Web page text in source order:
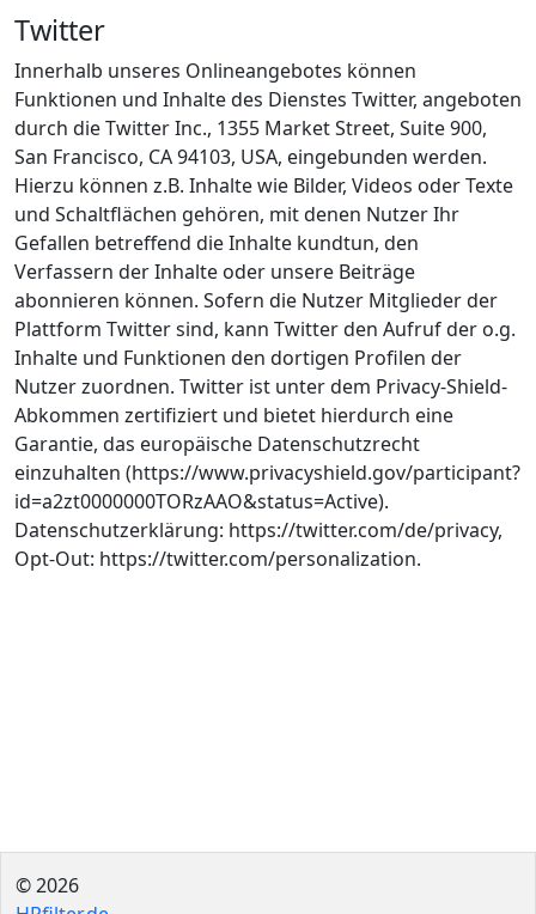
Twitter
Innerhalb unseres Onlineangebotes können
Funktionen und Inhalte des Dienstes Twitter, angeboten
durch die Twitter Inc., 1355 Market Street, Suite 900,
San Francisco, CA 94103, USA, eingebunden werden.
Hierzu können z.B. Inhalte wie Bilder, Videos oder Texte
und Schaltflächen gehören, mit denen Nutzer Ihr
Gefallen betreffend die Inhalte kundtun, den
Verfassern der Inhalte oder unsere Beiträge
abonnieren können. Sofern die Nutzer Mitglieder der
Plattform Twitter sind, kann Twitter den Aufruf der o.g.
Inhalte und Funktionen den dortigen Profilen der
Nutzer zuordnen. Twitter ist unter dem Privacy-Shield-
Abkommen zertifiziert und bietet hierdurch eine
Garantie, das europäische Datenschutzrecht
einzuhalten (https://www.privacyshield.gov/participant?
id=a2zt0000000TORzAAO&status=Active).
Datenschutzerklärung: https://twitter.com/de/privacy,
Opt-Out: https://twitter.com/personalization.
© 2026